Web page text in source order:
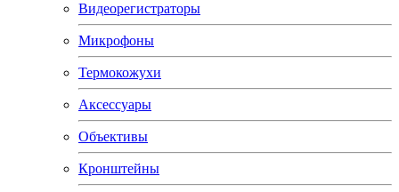
Видеорегистраторы
Микрофоны
Термокожухи
Аксессуары
Объективы
Кронштейны